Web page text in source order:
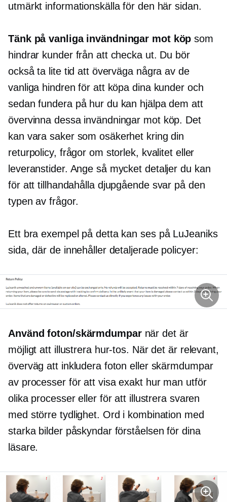
utmärkt informationskälla för den här sidan.
Tänk på vanliga invändningar mot köp som
hindrar kunder från att checka ut. Du bör
också ta lite tid att överväga några av de
vanliga hindren för att köpa dina kunder och
sedan fundera på hur du kan hjälpa dem att
övervinna dessa invändningar mot köp. Det
kan vara saker som osäkerhet kring din
returpolicy, frågor om storlek, kvalitet eller
leveranstider. Ange så mycket detaljer du kan
för att tillhandahålla djupgåendesvar på den
typen av frågor.
Ett bra exempel på detta kan ses på LuJeaniks
sida, där de innehåller detaljerade policyer:
Använd foton/skärmdumparnär det är
möjligt att illustrera hur-tos. När det är relevant,
överväg att inkludera foton eller skärmdumpar
av processer för att visa exakt hur man utför
olika processer eller för att illustrera svaren
med större tydlighet. Ord i kombination med
starka bilder påskyndar förståelsen för dina
läsare.